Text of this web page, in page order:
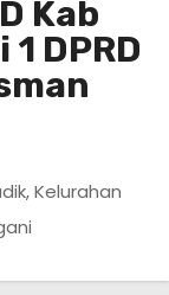
Kab
DPRD
Kelurahan